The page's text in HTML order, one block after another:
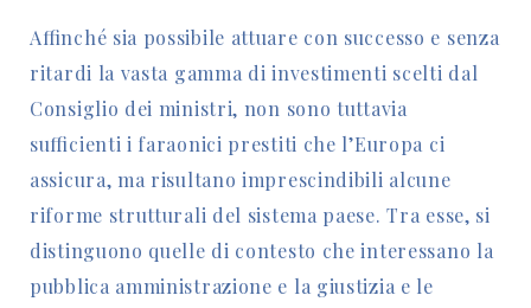
Affinché sia possibile attuare con successo e senza
ritardi la vasta gamma di investimenti scelti dal
Consiglio dei ministri, non sono tuttavia
sufficienti i faraonici prestiti che l’Europa ci
assicura, ma risultano imprescindibili alcune
riforme strutturali del sistema paese. Tra esse, si
distinguono quelle di contesto che interessano la
pubblica amministrazione e la giustizia e le